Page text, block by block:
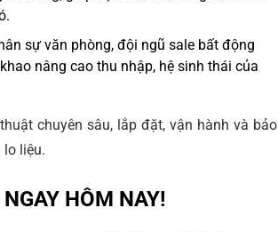
sự văn phòng, đội ngũ sale bất động
nâng cao thu nhập, hệ sinh thái của
chuyên sâu, lắp đặt, vận hành và bảo
lo liệu.
HÔM NAY!